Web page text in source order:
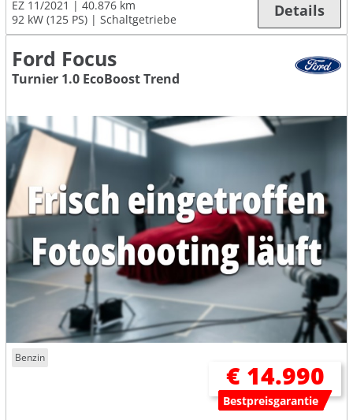
EZ 11/2021
40.876 km
92 kW (125 PS)
Schaltgetriebe Details
Ford Focus
Turnier 1.0 EcoBoost Trend
Benzin
€ 14.990
Bestpreisgarantie